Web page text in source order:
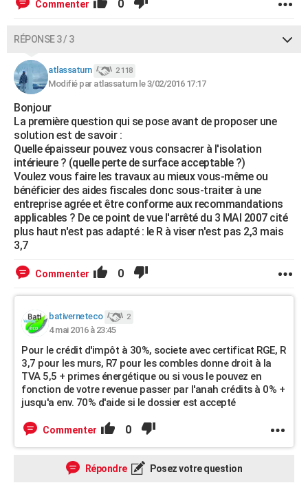
Commenter 0
RÉPONSE 3 / 3
atlassaturn 2 118
Modifié par atlassaturn le 3/02/2016 17:17
Bonjour
La première question qui se pose avant de proposer une
solution est de savoir :
Quelle épaisseur pouvez vous consacrer à l'isolation
intérieure ? (quelle perte de surface acceptable ?)
Voulez vous faire les travaux au mieux vous-même ou
bénéficier des aides fiscales donc sous-traiter à une
entreprise agrée et être conforme aux recommandations
applicables ? De ce point de vue l'arrêté du 3 MAI 2007 cité
plus haut n'est pas adapté : le R à viser n'est pas 2,3 mais
3,7
Commenter 0
bativerneteco 2
4 mai 2016 à 23:45
Pour le crédit d'impôt à 30%, societe avec certificat RGE, R
3,7 pour les murs, R7 pour les combles donne droit à la
TVA 5,5 + primes énergétique ou si vous le pouvez en
fonction de votre revenue passer par l'anah crédits à 0% +
jusqu'a env. 70% d'aide si le dossier est accepté
Commenter 0
Répondre Posez votre question